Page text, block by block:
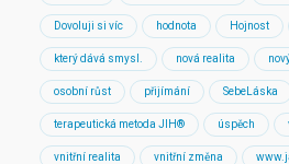
Dovoluji si víc hodnota Hojnost
který dává smysl. nová realita
osobní růst přijímání SebeLáska
terapeutická metoda JIH® úspěch
vnitřní realita vnitřní změna